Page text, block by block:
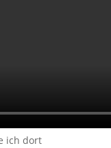
ich dort